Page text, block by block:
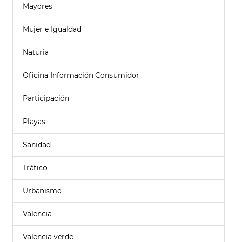
Mayores
Mujer e Igualdad
Naturia
Oficina Información Consumidor
Participación
Playas
Sanidad
Tráfico
Urbanismo
Valencia
Valencia verde